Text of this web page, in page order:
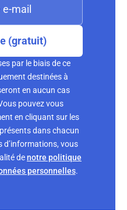
(gratuit)
par le biais de ce
destinées à
en aucun cas
pouvez vous
en cliquant sur les
dans chacun
d’informations, vous
denotre politique
personnelles.